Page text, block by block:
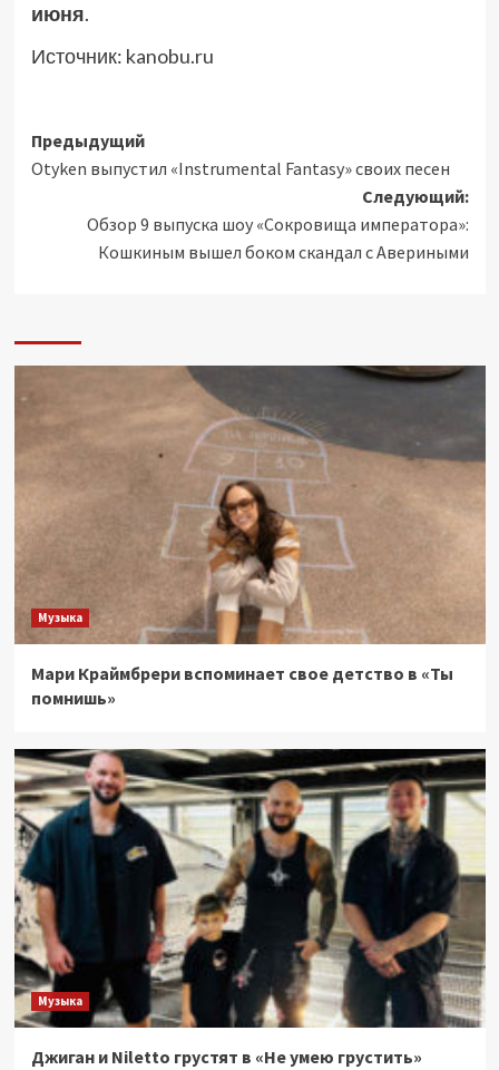
июня.
Источник: kanobu.ru
Навигация
записи
Предыдущий
Otyken выпустил «Instrumental Fantasy» своих песен
Следующий:
Обзор 9 выпуска шоу «Сокровища императора»:
Кошкиным вышел боком cкандал с Авериными
Музыка
Мари Краймбрери вспоминает свое детство в «Ты
помнишь»
Музыка
Джиган и Niletto грустят в «Не умею грустить»